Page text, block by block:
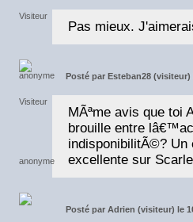
Pas mieux.
Posté par Esteban28 (visiteur)
MÃªme avis que toi
brouille entre
indisponibilitÃ©? Un
excellente sur
Posté par Adrien (visiteur) le